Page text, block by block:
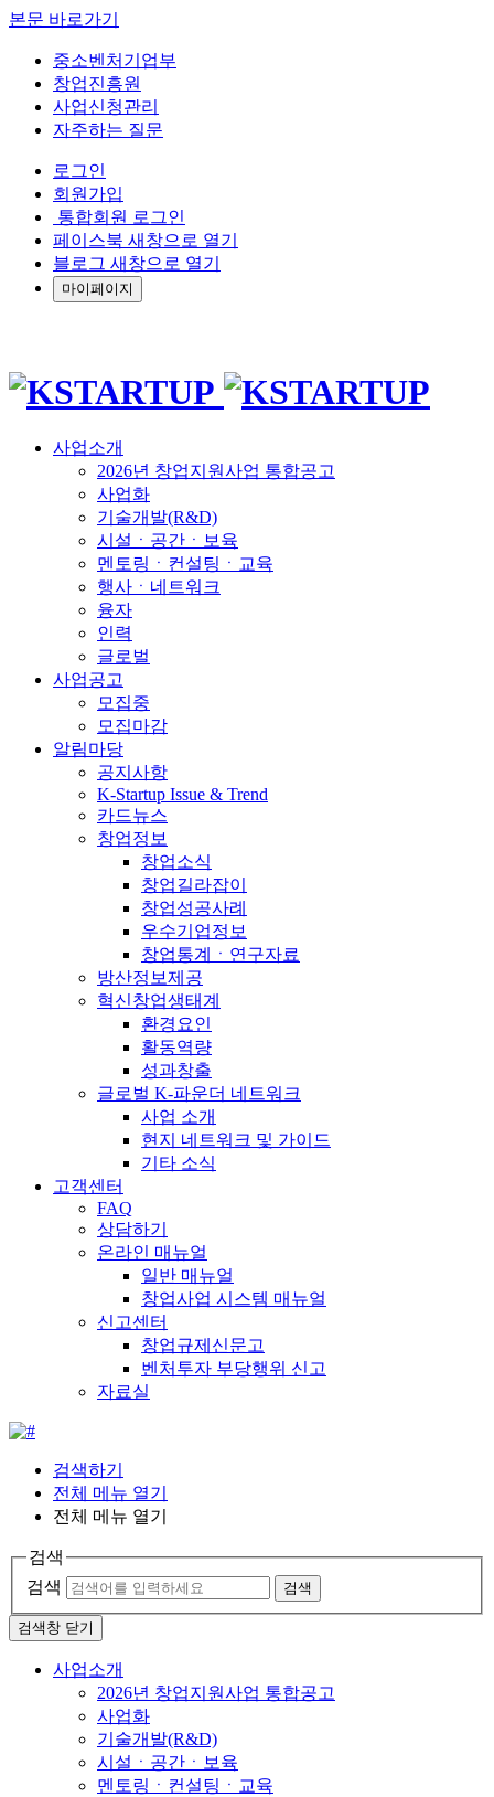
본문 바로가기
중소벤처기업부
창업진흥원
사업신청관리
자주하는 질문
로그인
회원가입
통합회원 로그인
페이스북 새창으로 열기
블로그 새창으로 열기
마이페이지
사업소개
2026년 창업지원사업 통합공고
사업화
기술개발(R&D)
시설ㆍ공간ㆍ보육
멘토링ㆍ컨설팅ㆍ교육
행사ㆍ네트워크
융자
인력
글로벌
사업공고
모집중
모집마감
알림마당
공지사항
K-Startup Issue & Trend
카드뉴스
창업정보
창업소식
창업길라잡이
창업성공사례
우수기업정보
창업통계ㆍ연구자료
방산정보제공
혁신창업생태계
환경요인
활동역량
성과창출
글로벌 K-파운더 네트워크
사업 소개
현지 네트워크 및 가이드
기타 소식
고객센터
FAQ
상담하기
온라인 매뉴얼
일반 매뉴얼
창업사업 시스템 매뉴얼
신고센터
창업규제신문고
벤처투자 부당행위 신고
자료실
검색하기
전체 메뉴 열기
전체 메뉴 열기
검색
검색
검색
검색창 닫기
사업소개
2026년 창업지원사업 통합공고
사업화
기술개발(R&D)
시설ㆍ공간ㆍ보육
멘토링ㆍ컨설팅ㆍ교육